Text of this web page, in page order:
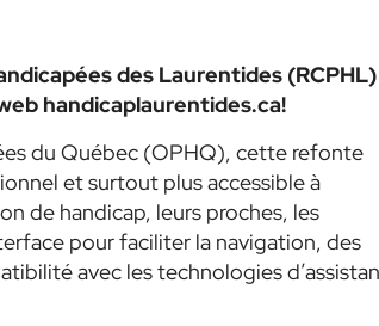
des Laurentides (RCPHL)
handicaplaurentides.ca!
du Québec (OPHQ), cette refonte
et surtout plus accessible à
de handicap, leurs proches, les
pour faciliter la navigation, des
avec les technologies